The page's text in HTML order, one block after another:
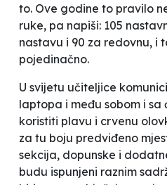
to. Ove godine to pravilo
ruke, pa napiši: 105
nastavu i 90 za redovnu, i
pojedinačno.
U svijetu učiteljice
laptopa i među sobom i
koristiti plavu i crvenu
za tu boju predviđeno
sekcija, dopunske i
budu ispunjeni raznim